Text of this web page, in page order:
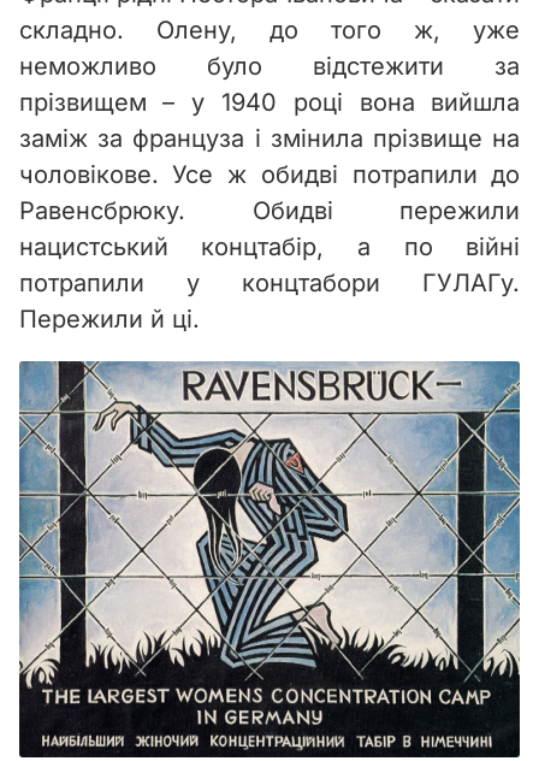
складно. Олену, до того ж, уже
неможливо було відстежити за
прізвищем – у 1940 році вона вийшла
заміж за француза і змінила прізвище на
чоловікове. Усе ж обидві потрапили до
Равенсбрюку. Обидві пережили
нацистський концтабір, а по війні
потрапили у концтабори ГУЛАГу.
Пережили й ці.